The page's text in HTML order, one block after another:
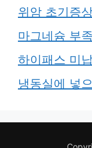
위암 초기증
마그네슘 부
하이패스 미
냉동실에 넣